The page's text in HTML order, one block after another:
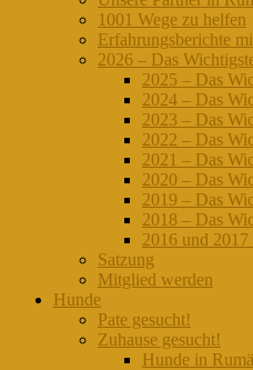
1001 Wege zu helfen
Erfahrungsberichte
2026 – Das
2025 – Das
2024 – Das
2023 – Das
2022 – Das
2021 – Das
2020 – Das
2019 – Das
2018 – Das
2016 und
Satzung
Mitglied werden
Hunde
Pate gesucht!
Zuhause gesucht!
Hunde in